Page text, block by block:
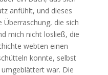
anfühlt, und dieses
Überraschung, die sich
mich nicht losließ, die
webten einen
konnte, selbst
war. Die